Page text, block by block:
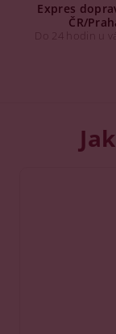
Expres
ČR/
Do 24 hodin u